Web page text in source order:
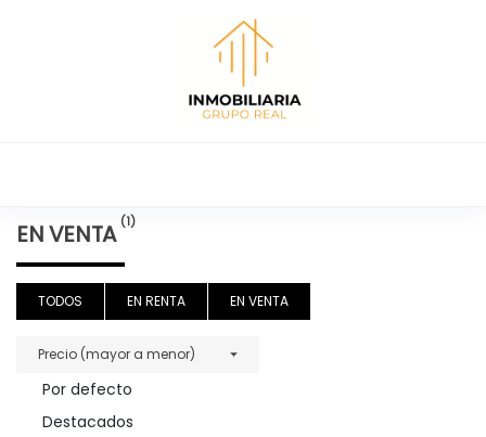
Grupo Real
de casas,
departamentos,
terrenos y
locales
comerciales en
EN VENTA (1)
TODOS EN RENTA EN VENTA
Precio (mayor a menor)
Por defecto
Destacados